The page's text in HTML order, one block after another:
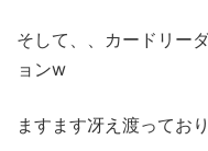
そして、、カードリー
ョンw
ますます冴え渡ってお